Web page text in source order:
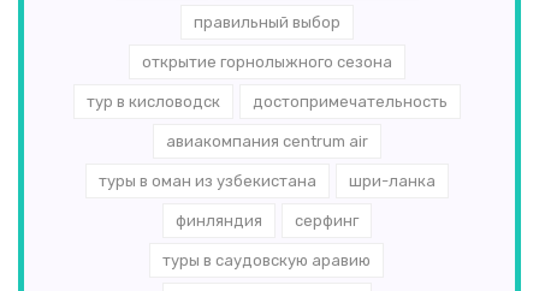
правильный выбор
открытие горнолыжного сезона
тур в кисловодск достопримечательность
авиакомпания centrum air
туры в оман из узбекистана шри-ланка
финляндия серфинг
туры в саудовскую аравию